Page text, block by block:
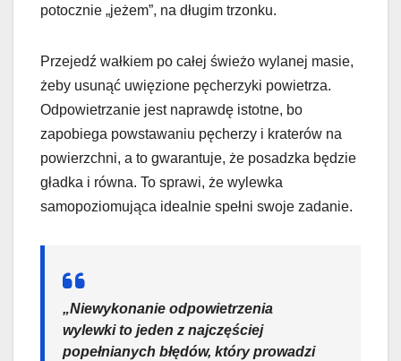
potocznie „jeżem”, na długim trzonku.
Przejedź wałkiem po całej świeżo wylanej masie,
żeby usunąć uwięzione pęcherzyki powietrza.
Odpowietrzanie jest naprawdę istotne, bo
zapobiega powstawaniu pęcherzy i kraterów na
powierzchni, a to gwarantuje, że posadzka będzie
gładka i równa. To sprawi, że wylewka
samopoziomująca idealnie spełni swoje zadanie.
„Niewykonanie odpowietrzenia
wylewki to jeden z najczęściej
popełnianych błędów, który prowadzi